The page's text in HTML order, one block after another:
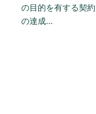
の目的を有する契
の達成…